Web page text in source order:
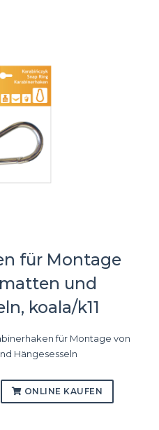
für Montage
und
koala/k11
für Montage von
Hängesesseln
ONLINE KAUFEN